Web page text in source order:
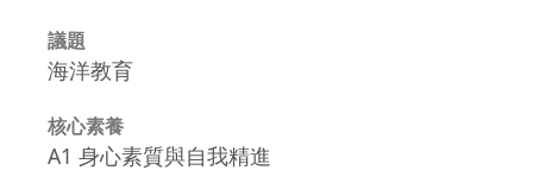
議題
海洋教育
核心素養
A1 身心素質與自我精進